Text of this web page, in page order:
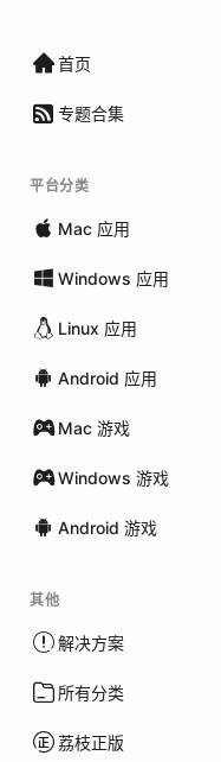
首页
专题合集
平台分类
Mac 应用
Windows 应用
Linux 应用
Android 应用
Mac 游戏
Windows 游戏
Android 游戏
其他
解决方案
所有分类
荔枝正版